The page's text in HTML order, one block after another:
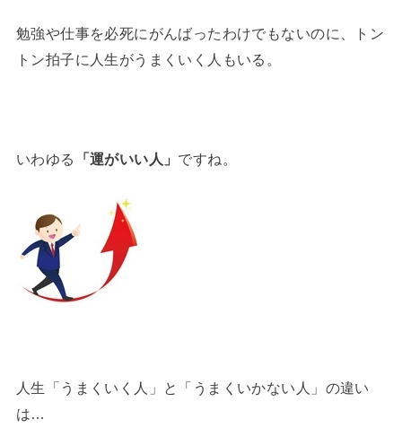
勉強や仕事を必死にがんばったわけでもないのに、トン
トン拍子に人生がうまくいく人もいる。
いわゆる 「運がいい人」 ですね。
人生「うまくいく人」と「うまくいかない人」の違い
は…